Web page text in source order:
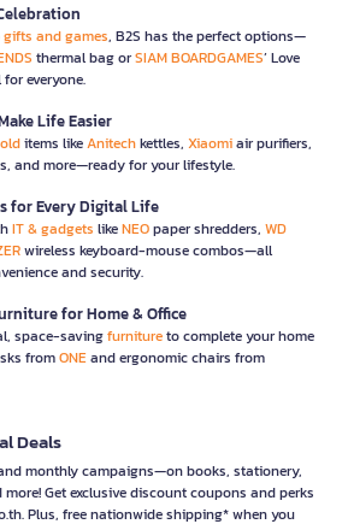
gifts and games, B2S has the perfect options—
thermal bag orSIAM BOARDGAMES’ Love
everyone.
Life Easier
items likeAnitechkettles, Xiaomiair purifiers,
and more—ready for your lifestyle.
for Every Digital Life
IT & gadgets likeNEOpaper shredders, WD
wireless keyboard-mouse combos—all
and security.
for Home & Office
space-savingfurnitureto complete your home
fromONEand ergonomic chairs from
Deals
monthly campaigns—on books, stationery,
Get exclusive discount coupons and perks
Plus, free nationwide shipping* when you